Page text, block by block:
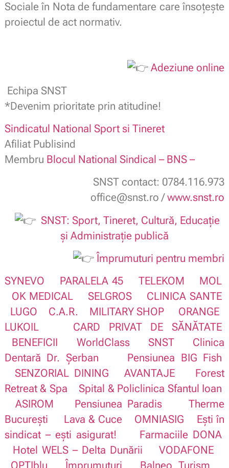
Sociale în Nota de fundamentare care însoțește
proiectul de act normativ.
Adeziune online
Echipa SNST
*Devenim prioritate prin atitudine!
Sindicatul National Sport si Tineret
Afiliat Publisind
Membru Blocul National Sindical – BNS –
SNST contact: 0784.116.973
office@snst.ro /www.snst.ro
SNST: Sport, Tineret, Cultură, Educație
și Administrație publică
Împrumuturi pentru membri
SYNEVO
PARALELA 45 TELEKOM
MOL
OK MEDICAL
SELGROS
CLINICA SANTE
LUGO
C.A.R. MILITARY SHOP
ORANGE
LUKOIL
CARD PRIVAT DE SĂNĂTATE
BENEFICII
WorldClass SNST
Clinica
Dentară Dr. Șerban
Pensiunea BIG Fish
SENZORIAL DINING
AVANTAJE
Forest
Retreat & Spa
Spital & Policlinica Sfantul Ioan
ASIROM
Pensiunea Paradis
Therme
București
Lava & Cuce OMNIASIG
Ești în
sindicat – ești asigurat!
Farmaciile DONA
Hotel WELS – Delta Dunării
VODAFONE